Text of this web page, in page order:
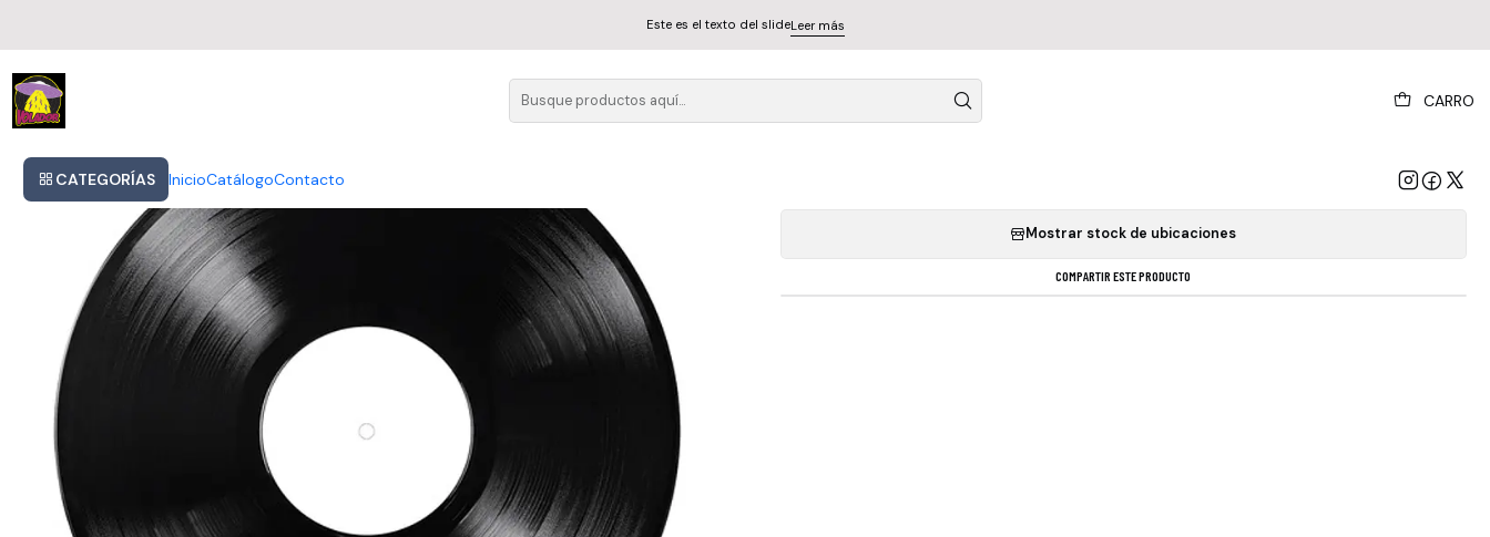
CARRO
CATEGORÍAS InicioCatálogoContacto
Este es el texto del slideLeer más
Vinilo Iggy Pop El Idiota Rock 8 Canciones 2017
Mostrar stock de ubicaciones
COMPARTIR ESTE PRODUCTO